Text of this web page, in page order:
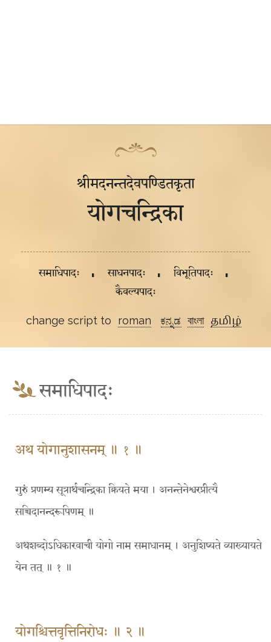
श्रीमदनन्तदेवपण्डितकृता
योगचन्द्रिका
समाधिपादः साधनपादः
विभूतिपादः
कैवल्यपादः
change script to roman ಕನ್ನಡ বাংলা தமிழ்
समाधिपादः
अथ योगानुशासनम् ॥ १ ॥
गुरुं प्रणम्य सूत्रार्थचन्द्रिका क्रियते मया । अनन्तेनेश्वरप्रीत्यै
सच्चिदानन्दरूपिणम् ॥
अथशब्दोऽधिकारवाची योगो नाम समाधानम् । अनुशिष्यते व्याख्यायते
येन तत् ॥ १ ॥
योगश्चित्तवृत्तिनिरोधः ॥ २ ॥